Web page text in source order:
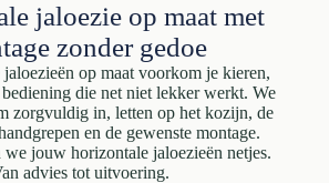
jaloezie op maat met
zonder gedoe
op maat voorkom je kieren,
die net niet lekker werkt. We
zorgvuldig in, letten op het kozijn, de
en de gewenste montage.
we jouw horizontale jaloezieën netjes.
advies tot uitvoering.